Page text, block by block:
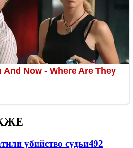
убийство судьи492